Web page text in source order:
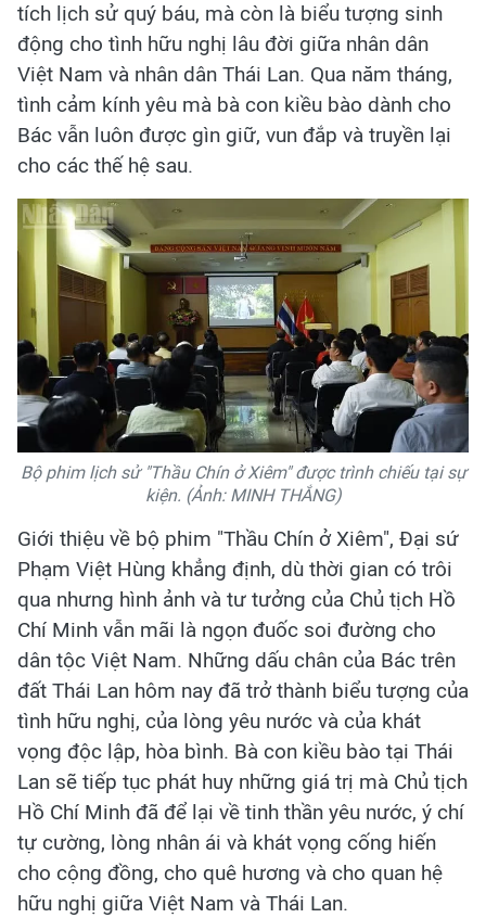
tích lịch sử quý báu, mà còn là biểu tượng sinh
động cho tình hữu nghị lâu đời giữa nhân dân
Việt Nam và nhân dân Thái Lan. Qua năm tháng,
tình cảm kính yêu mà bà con kiều bào dành cho
Bác vẫn luôn được gìn giữ, vun đắp và truyền lại
cho các thế hệ sau.
Bộ phim lịch sử "Thầu Chín ở Xiêm" được trình chiếu tại sự
kiện. (Ảnh: MINH THẮNG)
Giới thiệu về bộ phim "Thầu Chín ở Xiêm", Đại sứ
Phạm Việt Hùng khẳng định, dù thời gian có trôi
qua nhưng hình ảnh và tư tưởng của Chủ tịch Hồ
Chí Minh vẫn mãi là ngọn đuốc soi đường cho
dân tộc Việt Nam. Những dấu chân của Bác trên
đất Thái Lan hôm nay đã trở thành biểu tượng của
tình hữu nghị, của lòng yêu nước và của khát
vọng độc lập, hòa bình. Bà con kiều bào tại Thái
Lan sẽ tiếp tục phát huy những giá trị mà Chủ tịch
Hồ Chí Minh đã để lại về tinh thần yêu nước, ý chí
tự cường, lòng nhân ái và khát vọng cống hiến
cho cộng đồng, cho quê hương và cho quan hệ
hữu nghị giữa Việt Nam và Thái Lan.